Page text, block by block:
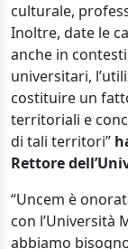
culturale,
Inoltre, date le
anche in
universitari,
costituire un
territoriali e
di tali territori”
Rettore
“Uncem è
con l’Università
abbiamo